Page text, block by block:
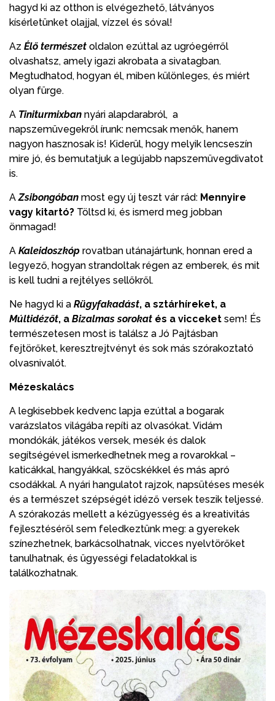
hagyd ki az otthon is elvégezhető, látványos
kísérletünket olajjal, vízzel és sóval!
Az Élő természet oldalon ezúttal az ugróegérről
olvashatsz, amely igazi akrobata a sivatagban.
Megtudhatod, hogyan él, miben különleges, és miért
olyan fürge.
A Tiniturmixban nyári alapdarabról, a
napszemüvegekről írunk: nemcsak menők, hanem
nagyon hasznosak is! Kiderül, hogy melyik lencseszín
mire jó, és bemutatjuk a legújabb napszemüvegdivatot
is.
AZsibongóban most egy új teszt vár rád: Mennyire
vagy kitartó? Töltsd ki, és ismerd meg jobban
önmagad!
A Kaleidoszkóp rovatban utánajártunk, honnan ered a
legyező, hogyan strandoltak régen az emberek, és mit
is kell tudni a rejtélyes sellőkről.
Ne hagyd ki a Rügyfakadást, a sztárhíreket, a
Múltidézőt, a Bizalmas sorokat és a vicceket sem! És
természetesen most is találsz a Jó Pajtásban
fejtörőket, keresztrejtvényt és sok más szórakoztató
olvasnivalót.
Mézeskalács
A legkisebbek kedvenc lapja ezúttal a bogarak
varázslatos világába repíti az olvasókat. Vidám
mondókák, játékos versek, mesék és dalok
segítségével ismerkedhetnek meg a rovarokkal –
katicákkal, hangyákkal, szöcskékkel és más apró
csodákkal. A nyári hangulatot rajzok, napsütéses mesék
és a természet szépségét idéző versek teszik teljessé.
A szórakozás mellett a kézügyesség és a kreativitás
fejlesztéséről sem feledkeztünk meg: a gyerekek
színezhetnek, barkácsolhatnak, vicces nyelvtörőket
tanulhatnak, és ügyességi feladatokkal is
találkozhatnak.